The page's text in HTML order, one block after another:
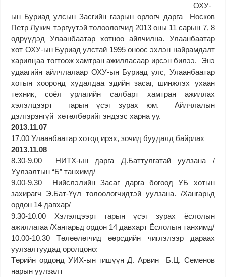
ОХУ-
ын Буриад улсын Засгийн газрын орлогч дарга Носков
Петр Лукич тэргүүтэй төлөөлөгчид 2013 оны 11 сарын 7, 8
өдрүүдэд Улаанбаатар хотноо айлчилна. Улаанбаатар
хот ОХУ-ын Буриад улстай 1995 оноос эхлэн найрамдалт
харилцаа тогтоож хамтран ажилласаар ирсэн билээ. Энэ
удаагийн айлчлалаар ОХУ-ын Буриад улс, Улаанбаатар
хотын хооронд худалдаа эдийн засаг, шинжлэх ухаан
техник, соёл урлагийн салбарт хамтран ажиллах
хэлэлцээрт гарын үсэг зурах юм. Айлчлалын
дэлгэрэнгүй хөтөлбөрийг эндээс харна уу.
2013.11.07
17.00 Улаанбаатар хотод ирэх, зочид буудалд байрлах
2013.11.08
8.30-9.00 НИТХ-ын дарга Д.Баттулгатай уулзана /
Уулзалтын “Б” танхимд/
9.00-9.30 Нийслэлийн Засаг дарга бөгөөд УБ хотын
захирагч Э.Бат-Үүл төлөөлөгчидтэй уулзана. /Хангарьд
ордон 14 давхар/
9.30-10.00 Хэлэлцээрт гарын үсэг зурах ёслолын
ажиллагаа /Хангарьд ордон 14 давхарт Ёслолын танхимд/
10.00-10.30 Төлөөлөгчид өөрсдийн чиглэлээр дараах
уулзалтуудад оролцоно:
Төрийн ордонд УИХ-ын гишүүн Д. Арвин Б.Ц. Семенов
нарын уулзалт